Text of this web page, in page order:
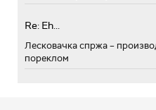
Re: Eh...
Лесковачка спржа –
пореклом